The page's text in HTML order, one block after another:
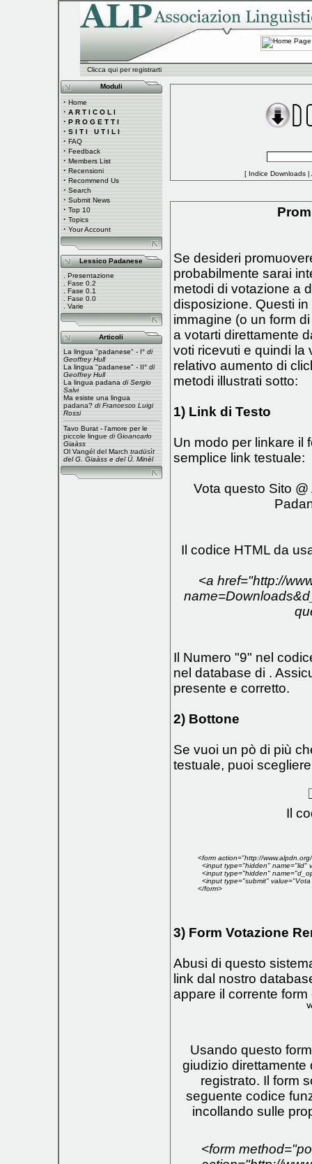
Clicca qui per registrarti
Moduli
· Home
· A R T I C O L I
· P R O G E T T I
· S I T I U T I L I
· FAQ
· Feedback
· Members List
· Recensioni
· Recommend Us
· Search
· Submit News
· Top 10
· Topics
· Your Account
Lessico Padanese
.Presentazione
.Fase 0.2
.Fase 0.1
.Fase 0.0
.Varie
Articoli
La lingua "padanese" - I° di
Geoffrey Hull
La lingua "padanese" - II° di
Geoffrey Hull
La lingua padana di Sergio
Salvi
Ma esiste una lingua
padana? di Francesco Luigi
Rossi
Tavo Burat - l'amore per le
piccole linguedi Gioancarlo
Giaàss
Ol Vangél del March tradüsìt
del G. Giaàss e del Ü. Minèl
[ Indice Downloads |
Se desideri
probabilmente sarai
metodi di votazione a
disposizione. Questi
immagine (o un form
a votarti direttamente
voti ricevuti e quindi la
relativo aumento di
metodi illustrati sotto:
1) Link di Testo
Un modo per linkare il
semplice link testuale:
Vota questo Sito
Il codice HTML da
<a href="http://
Il Numero "9" nel
nel database di .
presente e corretto.
2) Bottone
Se vuoi un pò di più
testuale, puoi
Il
<form action="http://
<input type="hidden" name="lid"
<input type="hidden"
<input type="submit"
</form>
3) Form Votazione
Abusi di questo
link dal nostro
appare il corrente
Usando questo
giudizio direttamente
registrato. Il form
seguente codice
incollando sulle
<form